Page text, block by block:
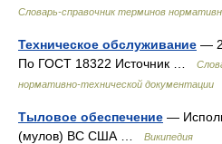
Словарь-справочник терминов
Техническое обслуживание —
По ГОСТ 18322 Источник …
нормативно-технической документации
Тыловое обеспечение —
(мулов) ВС США …
Википедия